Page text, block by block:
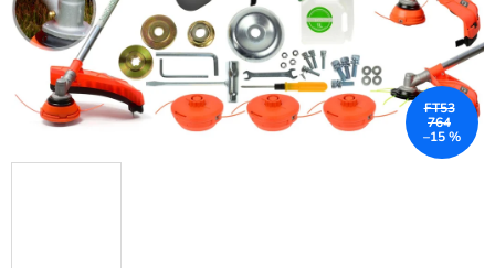
FT53
764
–15 %